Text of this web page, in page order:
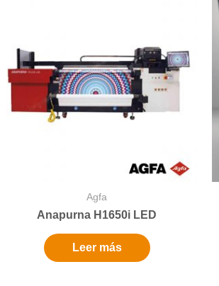
Agfa
Anapurna H1650i LED
Leer más